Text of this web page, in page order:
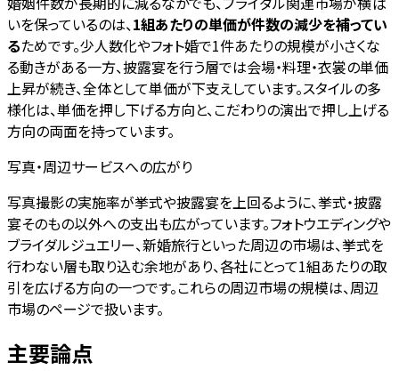
いを保っているのは、1組あたりの単価が件数の減少を補ってい
るためです。少人数化やフォト婚で1件あたりの規模が小さくな
る動きがある一方、披露宴を行う層では会場・料理・衣裳の単価
上昇が続き、全体として単価が下支えしています。スタイルの多
様化は、単価を押し下げる方向と、こだわりの演出で押し上げる
方向の両面を持っています。
写真・周辺サービスへの広がり
写真撮影の実施率が挙式や披露宴を上回るように、挙式・披露
宴そのもの以外への支出も広がっています。フォトウエディングや
ブライダルジュエリー、新婚旅行といった周辺の市場は、挙式を
行わない層も取り込む余地があり、各社にとって1組あたりの取
引を広げる方向の一つです。これらの周辺市場の規模は、周辺
市場のページで扱います。
主要論点